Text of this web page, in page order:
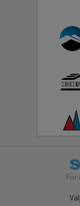
För